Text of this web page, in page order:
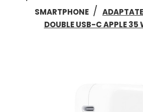
SMARTPHONE
DOUBLE USB-C APPLE 35